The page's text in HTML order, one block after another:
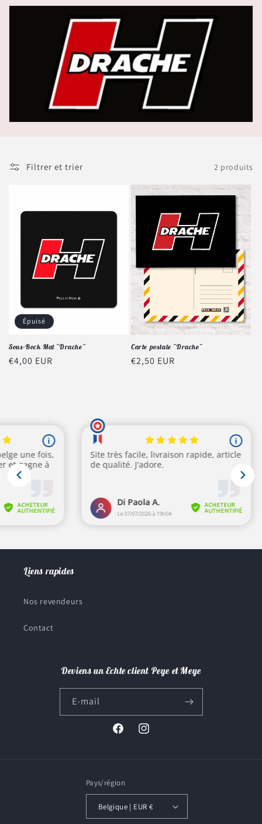
Filtrer et trier 2 produits
Épuisé
Sous-Bock Mat "Drache"
Prix
€4,00 EUR
Carte postale "Drache"
Prix
€2,50 EUR
Liens rapides
Nos revendeurs
Contact
Deviens un Echte client Peye et Meye
E-mail
FacebookInstagram
Pays/région
Belgique | EUR €